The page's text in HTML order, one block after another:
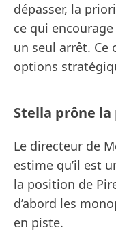
dépasser, la
ce qui
un seul arrêt. Ce
options
Stella prône
Le directeur de
estime qu’il est
la position de
d’abord les
en piste.